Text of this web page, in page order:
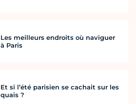
Les meilleurs endroits où naviguer
à Paris
Et si l’été parisien se cachait sur les
quais ?